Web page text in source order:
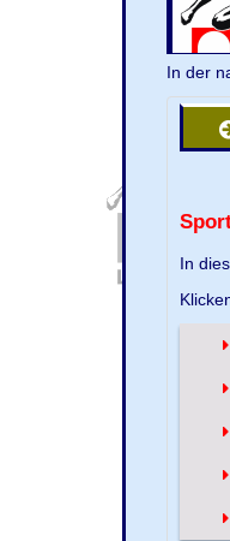
In der
In